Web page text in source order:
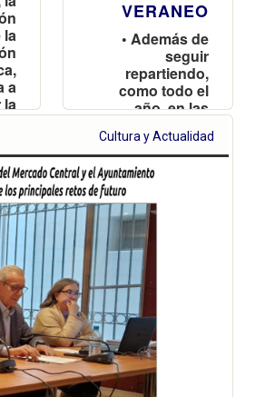
la
a
la
el
VERANEO
• Además de
seguir
repartiendo,
como todo el
año, en las
residenciales,
se refuerza en
verano en las
playas del sur,
desde El
Perellonet hasta
Cultura y Actualidad